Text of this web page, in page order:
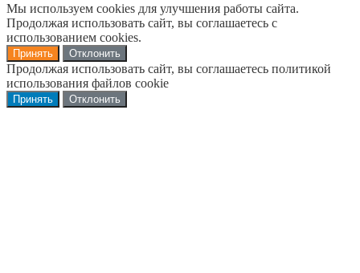
Мы используем cookies для улучшения работы сайта.
Продолжая использовать сайт, вы соглашаетесь с
использованием cookies.
Принять Отклонить
Продолжая использовать сайт, вы соглашаетесь политикой
использования файлов cookie
Принять Отклонить